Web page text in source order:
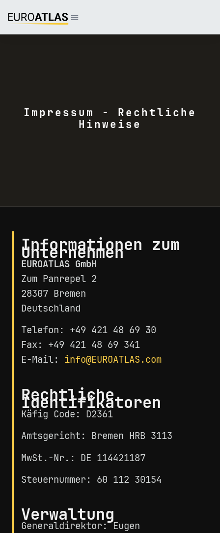
Impressum - Rechtliche
Hinweise
Informationen zum
Unternehmen
EUROATLAS GmbH
Zum Panrepel 2
28307 Bremen
Deutschland
Telefon: +49 421 48 69 30
Fax: +49 421 48 69 341
E-Mail: info@EUROATLAS.com
Rechtliche
Identifikatoren
Käfig Code: D2361
Amtsgericht: Bremen HRB 3113
MwSt.-Nr.: DE 114421187
Steuernummer: 60 112 30154
Verwaltung
Generaldirektor: Eugen